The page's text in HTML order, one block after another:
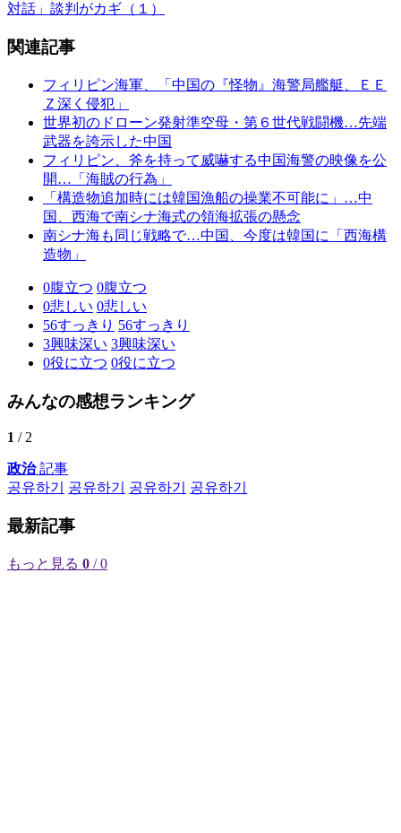
対話」談判がカギ（１）
関連記事
フィリピン海軍、「中国の『怪物』海警局艦艇、ＥＥ
Ｚ深く侵犯」
世界初のドローン発射準空母・第６世代戦闘機…先端
武器を誇示した中国
フィリピン、斧を持って威嚇する中国海警の映像を公
開…「海賊の行為」
「構造物追加時には韓国漁船の操業不可能に」…中
国、西海で南シナ海式の領海拡張の懸念
南シナ海も同じ戦略で…中国、今度は韓国に「西海構
造物」
0腹立つ 0腹立つ
0悲しい 0悲しい
56すっきり 56すっきり
3興味深い 3興味深い
0役に立つ 0役に立つ
みんなの感想ランキング
1 / 2
政治記事
공유하기
공유하기 공유하기 공유하기
最新記事
もっと見る 0 / 0